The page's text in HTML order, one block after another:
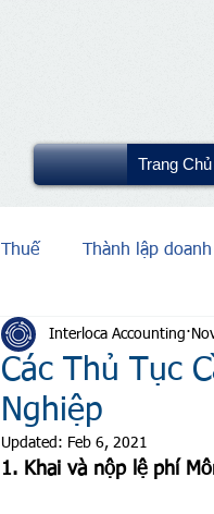
Trang Chủ
Thuế Thành lập
Các Thủ Tục
Nghiệp
Interloca Accounting
Updated: Feb 6, 2021
1. Khai và nộp lệ phí